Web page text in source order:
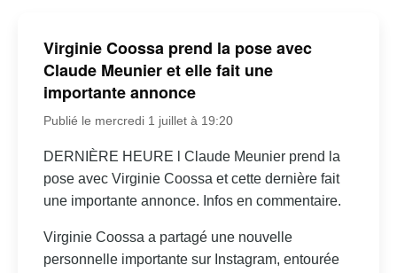
Virginie Coossa prend la pose avec
Claude Meunier et elle fait une
importante annonce
Publié le mercredi 1 juillet à 19:20
DERNIÈRE HEURE l Claude Meunier prend la
pose avec Virginie Coossa et cette dernière fait
une importante annonce. Infos en commentaire.
Virginie Coossa a partagé une nouvelle
personnelle importante sur Instagram, entourée